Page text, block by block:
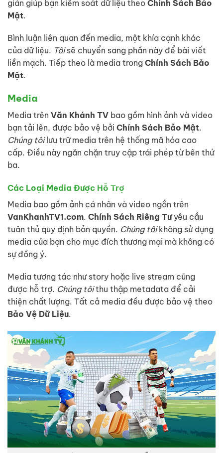
giản giúp bạn kiểm soát dữ liệu theo Chính Sách Bảo
Mật.
Bình luận liên quan đến media, một khía cạnh khác
của dữ liệu. Tôisẽ chuyển sang phần này để bài viết
liền mạch. Tiếp theo là media trong Chính Sách Bảo
Mật.
Media
Media trên Văn Khánh TV bao gồm hình ảnh và video
bạn tải lên, được bảo vệ bởi Chính Sách Bảo Mật.
Chúng tôilưu trữ media trên hệ thống mã hóa cao
cấp. Điều này ngăn chặn truy cập trái phép từ bên thứ
ba.
Các Loại Media Được Hỗ Trợ
Media bao gồm ảnh cá nhân và video ngắn trên
VanKhanhTV1.com. Chính Sách Riêng Tưyêu cầu
tuân thủ quy định bản quyền. Chúng tôikhông sử dụng
media của bạn cho mục đích thương mại mà không có
sự đồng ý.
Media tương tác như story hoặc live stream cũng
được hỗ trợ. Chúng tôithu thập metadata để cải
thiện chất lượng. Tất cả media đều được bảo vệ theo
Bảo Vệ Dữ Liệu.